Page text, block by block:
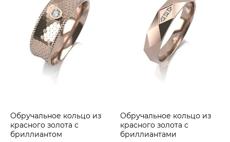
Обручальное кольцо из
красного золота с
бриллиантом
Обручальное кольцо из
красного золота с
бриллиантами